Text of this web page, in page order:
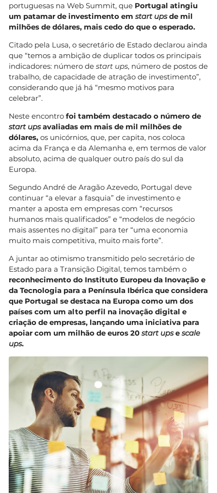
portuguesas na Web Summit, que Portugal atingiu
um patamar de investimento em start upsde mil
milhões de dólares, mais cedo do que o esperado.
Citado pela Lusa, o secretário de Estado declarou ainda
que “temos a ambição de duplicar todos os principais
indicadores: número de start ups, número de postos de
trabalho, de capacidade de atração de investimento”,
considerando que já há “mesmo motivos para
celebrar”.
Neste encontro foi também destacado o número de
start upsavaliadas em mais de mil milhões de
dólares, os unicórnios, que, per capita, nos coloca
acima da França e da Alemanha e, em termos de valor
absoluto, acima de qualquer outro país do sul da
Europa.
Segundo André de Aragão Azevedo, Portugal deve
continuar “a elevar a fasquia” de investimento e
manter a aposta em empresas com “recursos
humanos mais qualificados” e “modelos de negócio
mais assentes no digital” para ter “uma economia
muito mais competitiva, muito mais forte”.
A juntar ao otimismo transmitido pelo secretário de
Estado para a Transição Digital, temos também o
reconhecimento do Instituto Europeu da Inovação e
da Tecnologia para a Península Ibérica que considera
que Portugal se destaca na Europa como um dos
países com um alto perfil na inovação digital e
criação de empresas, lançando uma iniciativa para
apoiar com um milhão de euros 20 start upse scale
ups.